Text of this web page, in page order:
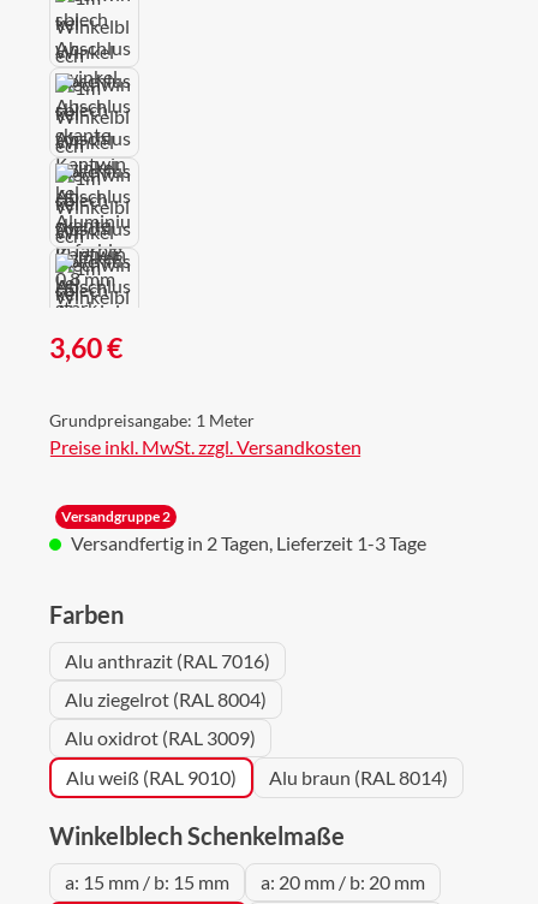
Regulärer Preis:
3,60 €
Grundpreisangabe: 1 Meter
Preise inkl. MwSt. zzgl. Versandkosten
Versandgruppe 2
Versandfertig in 2 Tagen, Lieferzeit 1-3 Tage
Farbenauswählen
Alu anthrazit (RAL 7016)
Alu ziegelrot (RAL 8004)
Alu oxidrot (RAL 3009)
Alu weiß (RAL 9010)
Alu braun (RAL 8014)
Winkelblech Schenkelmaße
a: 15 mm / b: 15 mm
a: 20 mm / b: 20 mm